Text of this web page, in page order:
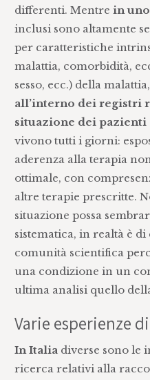
differenti. Mentre in
inclusi sono altamente
per caratteristiche
malattia, comorbidità,
sesso, ecc.) della
all’interno dei registri
situazione dei pazienti
vivono tutti i giorni:
aderenza alla terapia
ottimale, con
altre terapie prescritte.
situazione possa
sistematica, in realtà è
comunità scientifica
una condizione in un
ultima analisi quello
Varie esperienze
In Italia diverse sono le
ricerca relativi alla